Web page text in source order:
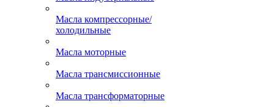
Масла компрессорные/
холодильные
Масла моторные
Масла трансмиссионные
Масла трансформаторные